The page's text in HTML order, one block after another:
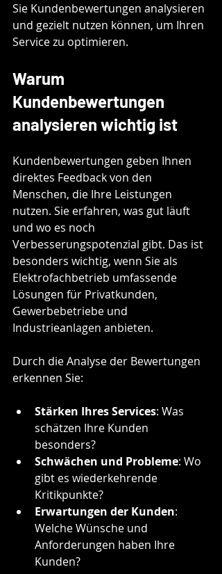
Sie Kundenbewertungen analysieren
und gezielt nutzen können, um Ihren
Service zu optimieren.
Warum
Kundenbewertungen
analysieren wichtig ist
Kundenbewertungen geben Ihnen
direktes Feedback von den
Menschen, die Ihre Leistungen
nutzen. Sie erfahren, was gut läuft
und wo es noch
Verbesserungspotenzial gibt. Das ist
besonders wichtig, wenn Sie als
Elektrofachbetrieb umfassende
Lösungen für Privatkunden,
Gewerbebetriebe und
Industrieanlagen anbieten.
Durch die Analyse der Bewertungen
erkennen Sie:
Stärken Ihres Services: Was
schätzen Ihre Kunden
besonders?
Schwächen und Probleme: Wo
gibt es wiederkehrende
Kritikpunkte?
Erwartungen der Kunden:
Welche Wünsche und
Anforderungen haben Ihre
Kunden?